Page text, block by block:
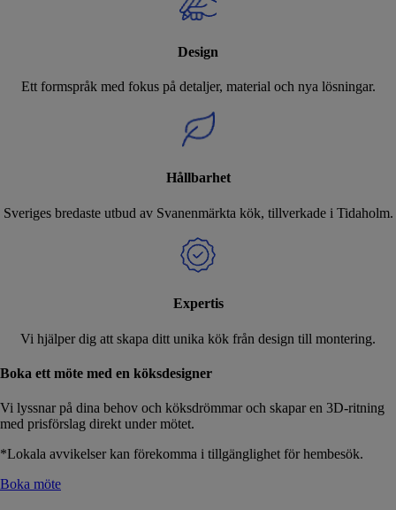
Design
Ett formspråk med fokus på detaljer, material och nya lösningar.
Hållbarhet
Sveriges bredaste utbud av Svanenmärkta kök, tillverkade i Tidaholm.
Expertis
Vi hjälper dig att skapa ditt unika kök från design till montering.
Boka ett möte med en köksdesigner
Vi lyssnar på dina behov och köksdrömmar och skapar en 3D-ritning
med prisförslag direkt under mötet.
*Lokala avvikelser kan förekomma i tillgänglighet för hembesök.
Boka möte